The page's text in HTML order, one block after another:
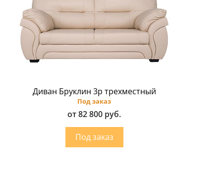
Диван Бруклин 3p трехместный
Под заказ
от 82 800 руб.